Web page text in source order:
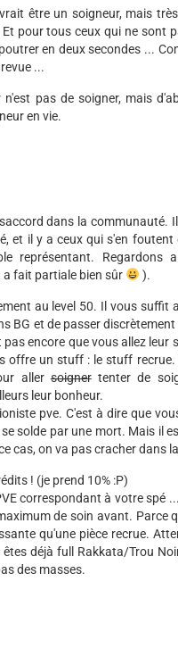
être un soigneur, mais
pour tous ceux qui ne sont
en deux secondes ...
...
pas de soigner, mais
en vie.
dans la communauté.
et il y a ceux qui s'en
représentant. Regardons
a fait partiale bien sûr
).
au level 50. Il vous suffit
et de passer
encore que vous allez leur
offre un stuff : le stuff
allersoignertenter de
leur bonheur.
pve. C'est à dire que
solde par une mort. Mais il
cas, on va pas cracher dans
! (je prend 10% :P)
correspondant à votre spé
de soin avant. Parce
qu'une pièce recrue.
déjà full Rakkata/Trou
des masses.